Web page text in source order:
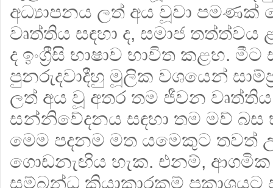
අධ්‍යාපනය ලත් අය වූවා
වෘත්තිය සඳහා ද, සමාජ තත්ත්වය
ද ඉංග්‍රීසි භාෂාව භාවිත කළහ. මීට
පුනරුදවාදීහු මූලික වශයෙන්
ලත් අය වූ අතර තම ජීවන වෘත්තිය
සන්නිවේදනය සඳහා තම මව්
මෙම පදනම මත යමෙකුට තවත්
ගොඩනැඟිය හැක. එනම්, ආගමික
සම්බන්ධ ක්‍රියාකාරකම්